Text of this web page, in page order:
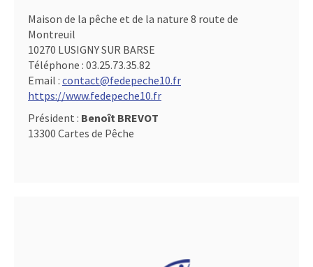
Maison de la pêche et de la nature 8 route de
Montreuil
10270 LUSIGNY SUR BARSE
Téléphone : 03.25.73.35.82
Email : contact@fedepeche10.fr
https://www.fedepeche10.fr
Président : Benoît BREVOT
13300 Cartes de Pêche